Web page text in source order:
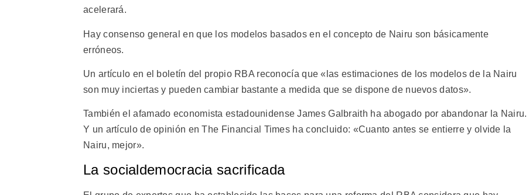
acelerará.
Hay consenso general en que los modelos basados en el concepto de Nairu son básicamente
erróneos.
Un artículo en el boletín del propio RBA reconocía que «las estimaciones de los modelos de la Nairu
son muy inciertas y pueden cambiar bastante a medida que se dispone de nuevos datos».
También el afamado economista estadounidense James Galbraith ha abogado por abandonar la Nairu.
Y un artículo de opinión en The Financial Times ha concluido: «Cuanto antes se entierre y olvide la
Nairu, mejor».
La socialdemocracia sacrificada